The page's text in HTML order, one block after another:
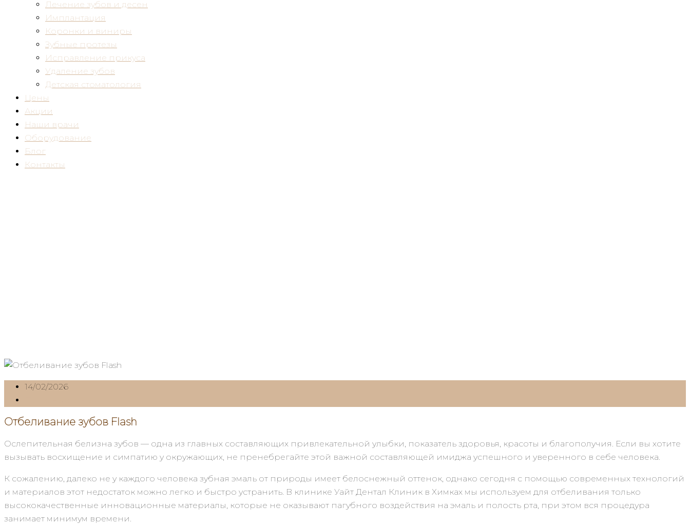
Лечение зубов и десен
Имплантация
Коронки и виниры
Зубные протезы
Исправление прикуса
Удаление зубов
Детская стоматология
Цены
Акции
Наши врачи
Оборудование
Блог
Контакты
14/02/2026
Отбеливание зубов Flash
Ослепительная белизна зубов — одна из главных составляющих привлекательной улыбки, показатель здоровья, красоты и благополучия. Если вы хотите
вызывать восхищение и симпатию у окружающих, не пренебрегайте этой важной составляющей имиджа успешного и уверенного в себе человека.
К сожалению, далеко не у каждого человека зубная эмаль от природы имеет белоснежный оттенок, однако сегодня с помощью современных технологий
и материалов этот недостаток можно легко и быстро устранить. В клинике Уайт Дентал Клиник в Химках мы используем для отбеливания только
высококачественные инновационные материалы, которые не оказывают пагубного воздействия на эмаль и полость рта, при этом вся процедура
занимает минимум времени.